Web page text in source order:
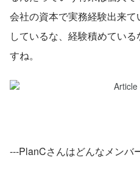
会社の資本で実務経験出来
しているな、経験積めてい
すね。
---PlanCさんはどんなメンバ